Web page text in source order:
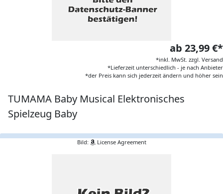
ab 23,99 €*
*inkl. MwSt. zzgl. Versand
*Lieferzeit unterschiedlich - je nach Anbieter
*der Preis kann sich jederzeit ändern und höher sein
TUMAMA Baby Musical Elektronisches
Spielzeug Baby
Bild: License Agreement